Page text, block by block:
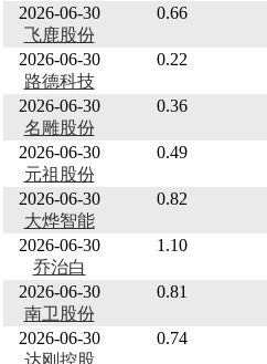
2026-06-30
飞鹿股份
0.66
2026-06-30
路德科技
0.22
2026-06-30
名雕股份
0.36
2026-06-30
元祖股份
0.49
2026-06-30
大烨智能
0.82
2026-06-30
乔治白
1.10
2026-06-30
南卫股份
0.81
2026-06-30
0.74